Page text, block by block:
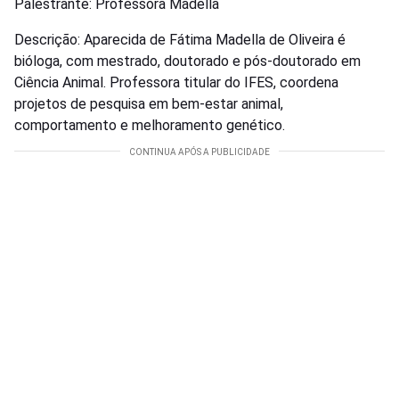
Palestrante: Professora Madella
Descrição: Aparecida de Fátima Madella de Oliveira é
bióloga, com mestrado, doutorado e pós-doutorado em
Ciência Animal. Professora titular do IFES, coordena
projetos de pesquisa em bem-estar animal,
comportamento e melhoramento genético.